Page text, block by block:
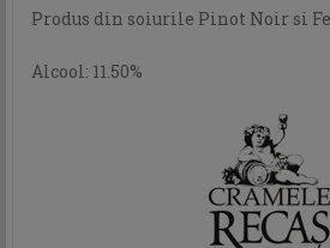
Produs din soiurile Pinot Noir si
Alcool: 11.50%